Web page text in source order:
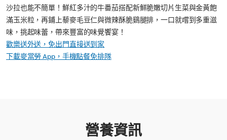
沙拉也能不簡單！鮮紅多汁的牛番茄搭配新鮮脆嫩切片生菜與金黃飽
滿玉米粒，再鋪上藜麥毛豆仁與微辣酥脆鷄腿排，一口就嚐到多重滋
味，挑起味蕾，帶來豐富的味覺饗宴！
歡樂送外送，免出門直接送到家
下載麥當勞 App，手機點餐免排隊
營養資訊